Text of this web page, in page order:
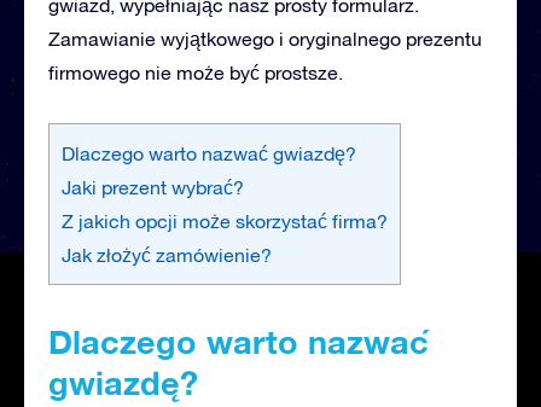
gwiazd, wypełniając nasz prosty formularz.
Zamawianie wyjątkowego i oryginalnego prezentu
firmowego nie może być prostsze.
Dlaczego warto nazwać gwiazdę?
Jaki prezent wybrać?
Z jakich opcji może skorzystać firma?
Jak złożyć zamówienie?
Dlaczego warto nazwać
gwiazdę?